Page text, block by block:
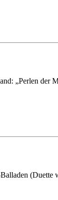
„Perlen der
(Duette